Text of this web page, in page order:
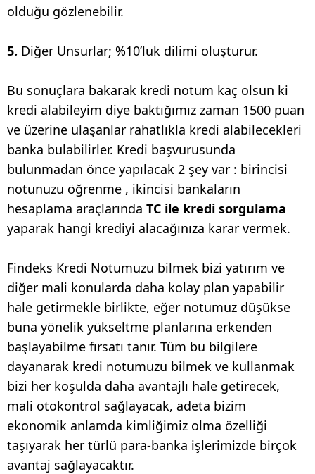
olduğu gözlenebilir.
5. Diğer Unsurlar; %10’luk dilimi oluşturur.
Bu sonuçlara bakarak kredi notum kaç olsun ki
kredi alabileyim diye baktığımız zaman 1500 puan
ve üzerine ulaşanlar rahatlıkla kredi alabilecekleri
banka bulabilirler. Kredi başvurusunda
bulunmadan önce yapılacak 2 şey var : birincisi
notunuzu öğrenme , ikincisi bankaların
hesaplama araçlarında TC ile kredi sorgulama
yaparak hangi krediyi alacağınıza karar vermek.
Findeks Kredi Notumuzu bilmek bizi yatırım ve
diğer mali konularda daha kolay plan yapabilir
hale getirmekle birlikte, eğer notumuz düşükse
buna yönelik yükseltme planlarına erkenden
başlayabilme fırsatı tanır. Tüm bu bilgilere
dayanarak kredi notumuzu bilmek ve kullanmak
bizi her koşulda daha avantajlı hale getirecek,
mali otokontrol sağlayacak, adeta bizim
ekonomik anlamda kimliğimiz olma özelliği
taşıyarak her türlü para-banka işlerimizde birçok
avantaj sağlayacaktır.